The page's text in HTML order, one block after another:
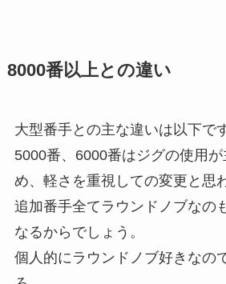
8000番以上との違い
大型番手との主な違いは以下で
5000番、6000番はジグの使用
め、軽さを重視しての変更と思
追加番手全てラウンドノブなの
なるからでしょう。
個人的にラウンドノブ好きなの